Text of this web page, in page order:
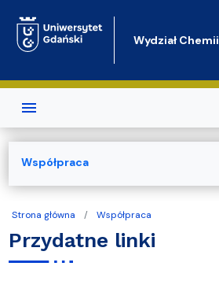
Wydział Chemii
Strona główna Współpraca
Przydatne linki
Współpraca